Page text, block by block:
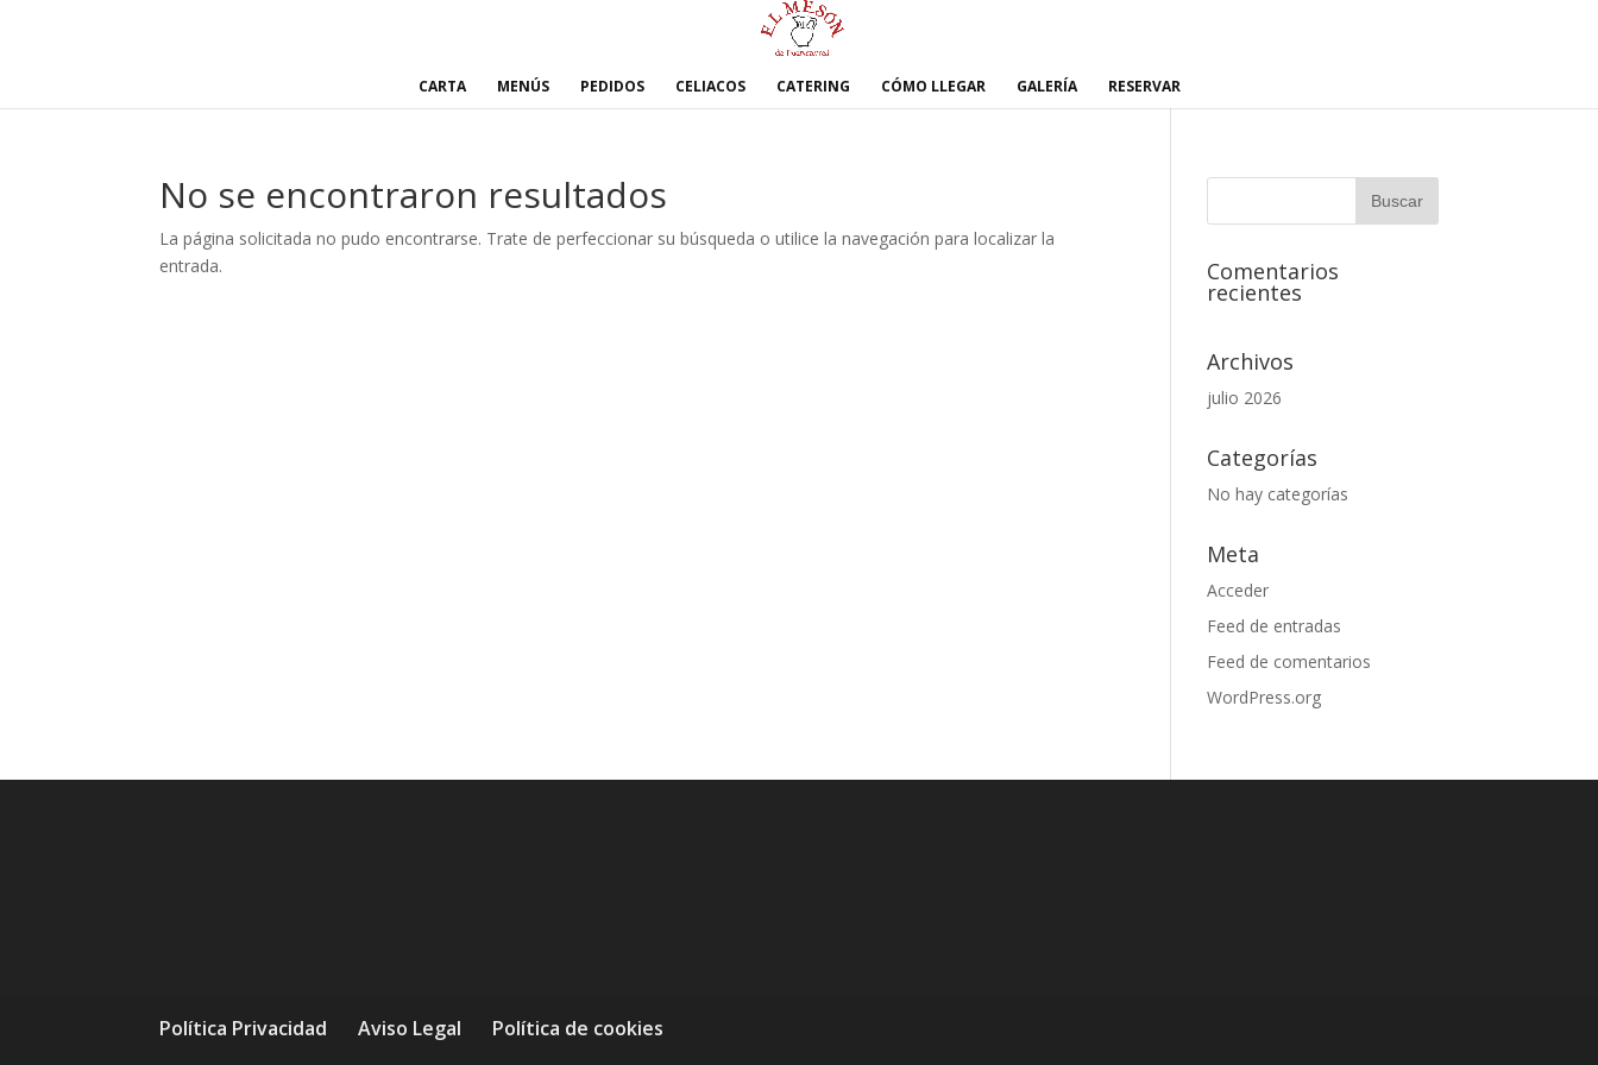
CARTA MENÚS PEDIDOS CELIACOS CATERING CÓMO LLEGAR GALERÍA RESERVAR
No se encontraron resultados
La página solicitada no pudo encontrarse. Trate de perfeccionar su búsqueda o utilice la navegación para localizar la
entrada.
Comentarios
recientes
Archivos
julio 2026
Categorías
No hay categorías
Meta
Acceder
Feed de entradas
Feed de comentarios
WordPress.org
Política Privacidad Aviso Legal Política de cookies